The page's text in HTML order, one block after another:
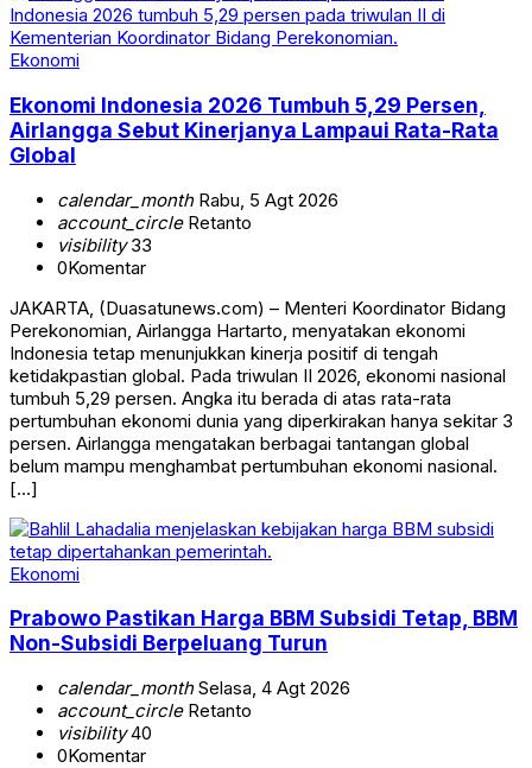
Ekonomi
Ekonomi Indonesia 2026 Tumbuh 5,29 Persen,
Airlangga Sebut Kinerjanya Lampaui Rata-Rata
Global
calendar_monthRabu, 5 Agt 2026
account_circleRetanto
visibility33
0Komentar
JAKARTA, (Duasatunews.com) – Menteri Koordinator Bidang
Perekonomian, Airlangga Hartarto, menyatakan ekonomi
Indonesia tetap menunjukkan kinerja positif di tengah
ketidakpastian global. Pada triwulan II 2026, ekonomi nasional
tumbuh 5,29 persen. Angka itu berada di atas rata-rata
pertumbuhan ekonomi dunia yang diperkirakan hanya sekitar 3
persen. Airlangga mengatakan berbagai tantangan global
belum mampu menghambat pertumbuhan ekonomi nasional.
[…]
Ekonomi
Prabowo Pastikan Harga BBM Subsidi Tetap, BBM
Non-Subsidi Berpeluang Turun
calendar_monthSelasa, 4 Agt 2026
account_circleRetanto
visibility40
0Komentar